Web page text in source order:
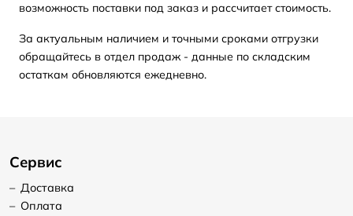
возможность поставки под заказ и рассчитает стоимость.
За актуальным наличием и точными сроками отгрузки
обращайтесь в отдел продаж - данные по складским
остаткам обновляются ежедневно.
Сервис
– Доставка
– Оплата